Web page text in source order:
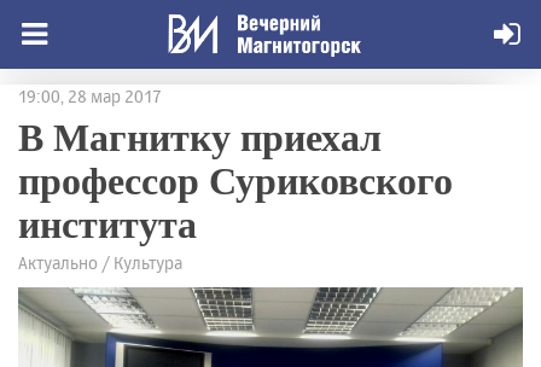
19:00, 28 мар 2017
В Магнитку приехал
профессор Суриковского
института
Актуально / Культура